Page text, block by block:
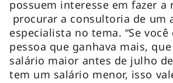
possuem interesse em fazer a
procurar a consultoria de um
especialista no tema. “Se você
pessoa que ganhava mais,
salário maior antes de julho
tem um salário menor, isso